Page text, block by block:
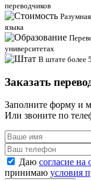
переводчиков
языка
университетах
В штате более
Заказать
Заполните форму и
Или звоните по
Даю согласие
принимаю условия